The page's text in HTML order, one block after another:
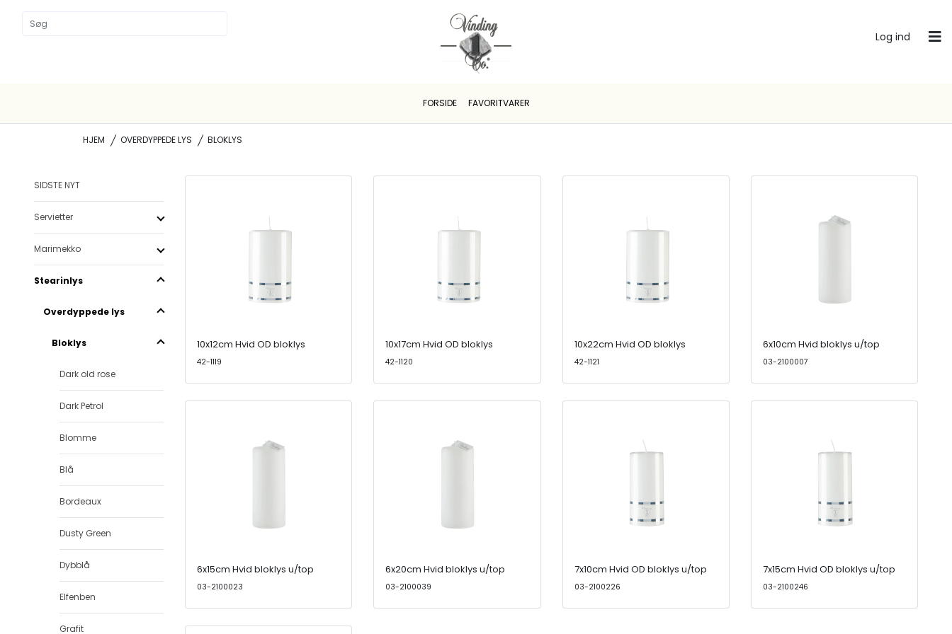
Log ind
FORSIDE FAVORITVARER
HJEM OVERDYPPEDE LYS BLOKLYS
SIDSTE NYT
Servietter
Marimekko
Stearinlys
Overdyppede lys
Bloklys
Dark old rose
Dark Petrol
Blomme
Blå
Bordeaux
Dusty Green
Dybblå
Elfenben
Grafit
10x12cm Hvid OD bloklys
42-1119
10x17cm Hvid OD bloklys
42-1120
10x22cm Hvid OD bloklys
42-1121
6x10cm Hvid bloklys u/top
03-2100007
6x15cm Hvid bloklys u/top
03-2100023
6x20cm Hvid bloklys u/top
03-2100039
7x10cm Hvid OD bloklys u/top
03-2100226
7x15cm Hvid OD bloklys u/top
03-2100246